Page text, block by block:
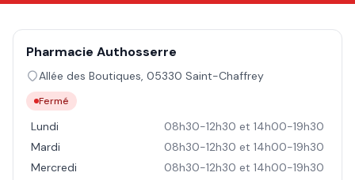
Pharmacie Authosserre
Allée des Boutiques, 05330 Saint-Chaffrey
Fermé
Lundi
08h30-12h30 et 14h00-19h30
Mardi
08h30-12h30 et 14h00-19h30
Mercredi
08h30-12h30 et 14h00-19h30